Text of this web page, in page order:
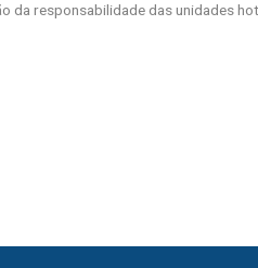
da responsabilidade das unidades